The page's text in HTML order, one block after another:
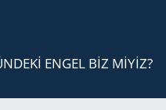
ENGEL BİZ MİYİZ?